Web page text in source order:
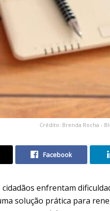
Crédito: Brenda Rocha -
Facebook
enfrentam
solução prática para